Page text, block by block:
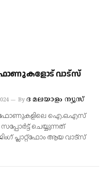
വാട്സ്
By ദ മലയാളം ന്യൂസ്
ഐ.ഒ.എസ്
ചെയ്യുന്നത്
പ്ലാറ്റ്‌ഫോം ആയ വാട്‌സ്